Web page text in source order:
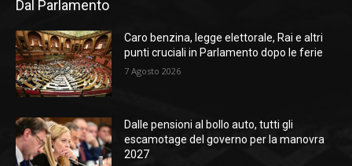
Dal Parlamento
Caro benzina, legge elettorale, Rai e altri
punti cruciali in Parlamento dopo le ferie
7 Agosto 2026
Dalle pensioni al bollo auto, tutti gli
escamotage del governo per la manovra
2027